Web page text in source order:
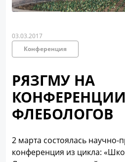
03.03.2017
Конференция
РЯЗГМУ НА
КОНФЕРЕНЦИИ
ФЛЕБОЛОГОВ
2 марта состоялась научно-
конференция из цикла: